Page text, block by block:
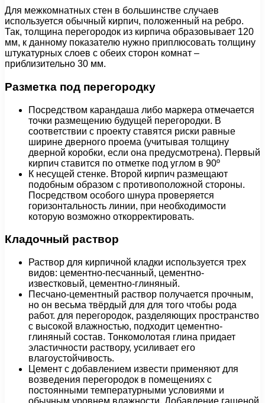
Для межкомнатных стен в большинстве случаев
используется обычный кирпич, положенный на ребро.
Так, толщина перегородок из кирпича образовывает 120
мм, к данному показателю нужно приплюсовать толщину
штукатурных слоев с обеих сторон комнат –
приблизительно 30 мм.
Разметка под перегородку
Посредством карандаша либо маркера отмечается
точки размещению будущей перегородки. В
соответствии с проекту ставятся риски равные
ширине дверного проема (учитывая толщину
дверной коробки, если она предусмотрена). Первый
кирпич ставится по отметке под углом в 90º
К несущей стенке. Второй кирпич размещают
подобным образом с противоположной стороны.
Посредством особого шнура проверяется
горизонтальность линии, при необходимости
которую возможно откорректировать.
Кладочный раствор
Раствор для кирпичной кладки используется трех
видов: цементно-песчанный, цементно-
известковый, цементно-глиняный.
Песчано-цементный раствор получается прочным,
но он весьма твёрдый для для того чтобы рода
работ. для перегородок, разделяющих пространство
с высокой влажностью, подходит цементно-
глиняный состав. Тонкомолотая глина придает
эластичности раствору, усиливает его
влагоустойчивость.
Цемент с добавлением извести применяют для
возведения перегородок в помещениях с
постоянными температурными условиями и